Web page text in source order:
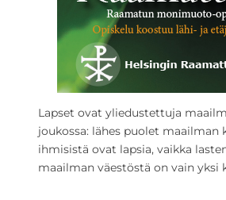
Lapset ovat yliedustettuja
joukossa: lähes puolet maailman
ihmisistä ovat lapsia, vaikka
maailman väestöstä on vain yksi